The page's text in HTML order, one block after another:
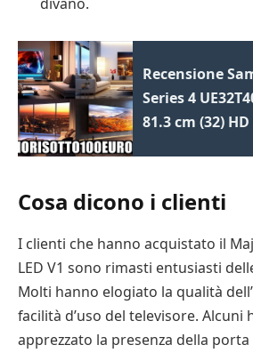
Recensione
Series 4
81.3 cm (32)
Cosa dicono i clienti
I clienti che hanno acquistato il
LED V1 sono rimasti entusiasti
Molti hanno elogiato la qualità
facilità d’uso del televisore. Alcuni
apprezzato la presenza della porta